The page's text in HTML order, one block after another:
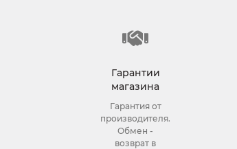
Гарантии
магазина
Гарантия от
производителя.
Обмен -
возврат в